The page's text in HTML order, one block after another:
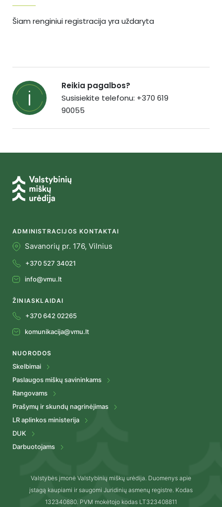
Šiam renginiui registracija yra uždaryta
Reikia pagalbos?
Susisiekite telefonu: +370 619
90055
ADMINISTRACIJOS KONTAKTAI
Savanorių pr. 176, Vilnius
+370 527 34021
info@vmu.lt
ŽINIASKLAIDAI
+370 642 02265
komunikacija@vmu.lt
NUORODOS
Skelbimai
Paslaugos miškų savininkams
Rangovams
Prašymų ir skundų nagrinėjimas
LR aplinkos ministerija
DUK
Darbuotojams
Valstybės įmonė Valstybinių miškų urėdija. Duomenys apie
įstagą kaupiami ir saugomi Juridinių asmenų registre. Kodas
132340880. PVM mokėtojo kodas LT323408811